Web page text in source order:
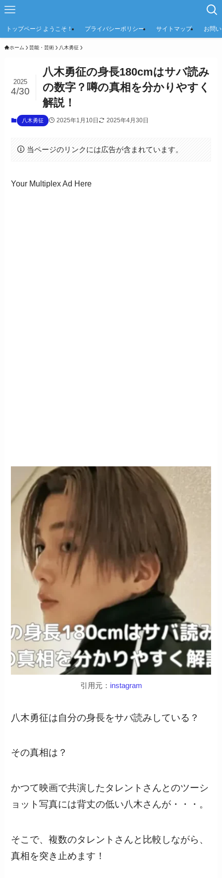
トップページ ようこそ！ プライバシーポリシー サイトマップ お問
ホーム 芸能・芸術 八木勇征
八木勇征の身長180cmはサバ読み
の数字？噂の真相を分かりやすく
解説！
2025
4/30
八木勇征 2025年1月10日 2025年4月30日
当ページのリンクには広告が含まれています。
Your Multiplex Ad Here
引用元： instagram
八木勇征は自分の身長をサバ読みしている？
その真相は？
かつて映画で共演したタレントさんとのツーシ
ョット写真には背丈の低い八木さんが・・・。
そこで、複数のタレントさんと比較しながら、
真相を突き止めます！